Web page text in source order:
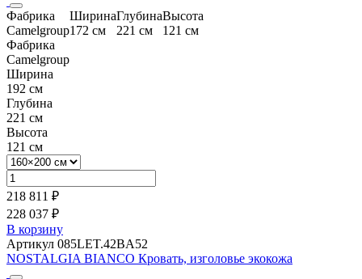
Фабрика
Camelgroup
Ширина
172 см
Глубина
221 см
Высота
121 см
Фабрика
Camelgroup
Ширина
192 см
Глубина
221 см
Высота
121 см
218 811 ₽
228 037 ₽
В корзину
Артикул 085LET.42BA52
NOSTALGIA BIANCO Кровать, изголовье экокожа